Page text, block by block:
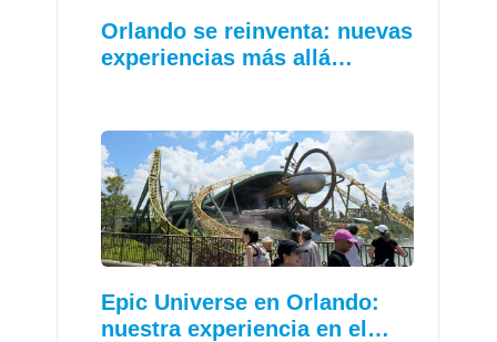
Orlando se reinventa: nuevas
experiencias más allá…
Epic Universe en Orlando:
nuestra experiencia en el…